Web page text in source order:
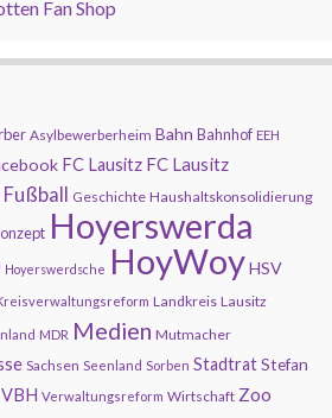
Asylbewerberheim Bahn Bahnhof EEH
FC Lausitz FC Lausitz
Fußball Geschichte Haushaltskonsolidierung
Hoyerswerda
Hoyerswerdsche HoyWoyHSV
Landkreis Lausitz
MDR Medien Mutmacher
Sachsen Seenland Sorben StadtratStefan
VBH Verwaltungsreform Wirtschaft Zoo